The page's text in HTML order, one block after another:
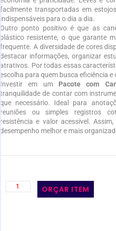
facilmente transportadas em
indispensáveis para o dia a dia.
Outro ponto positivo é que as
plástico resistente, o que garante
frequente. A diversidade de cores
destacar informações, organizar
atrativos. Por todas essas
escolha para quem busca eficiência e
Investir em um Pacote com
tranquilidade de contar com
que necessário. Ideal para
reuniões ou simples registros
resistência e valor acessível.
desempenho melhor e mais
ORÇAR ITEM